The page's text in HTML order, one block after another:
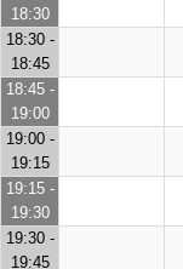
18:30
18:30 -
18:45
18:45 -
19:00
19:00 -
19:15
19:15 -
19:30
19:30 -
19:45